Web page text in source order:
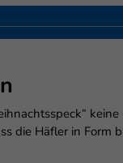
die Häfler in Form